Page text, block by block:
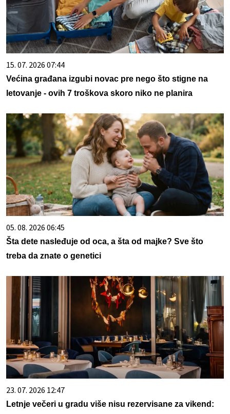
15. 07. 2026 07:44
Većina građana izgubi novac pre nego što stigne na
letovanje - ovih 7 troškova skoro niko ne planira
05. 08. 2026 06:45
Šta dete nasleđuje od oca, a šta od majke? Sve što
treba da znate o genetici
23. 07. 2026 12:47
Letnje večeri u gradu više nisu rezervisane za vikend: